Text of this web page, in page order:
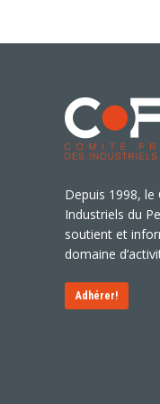
Depuis 1998, le
Industriels du
soutient et
domaine
Adhérer!